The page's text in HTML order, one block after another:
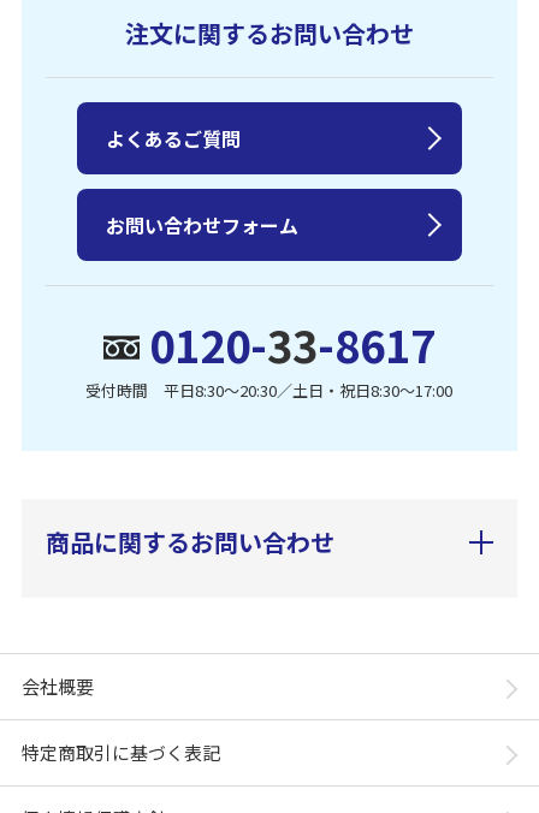
注文に関するお問い合わせ
0120-33-8617
受付時間 平日8:30〜20:30／土日・祝日8:30〜17:00
よくあるご質問
お問い合わせフォーム
商品に関するお問い合わせ
会社概要
特定商取引に基づく表記